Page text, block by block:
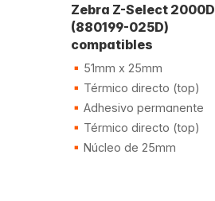
Zebra Z-Select 2000D
(880199-025D)
compatibles
51mm x 25mm
Térmico directo (top)
Adhesivo permanente
Térmico directo (top)
Núcleo de 25mm